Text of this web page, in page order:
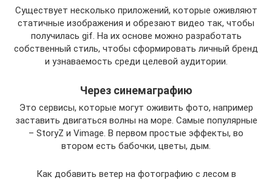
Существует несколько приложений, которые оживляют
статичные изображения и обрезают видео так, чтобы
получилась gif. На их основе можно разработать
собственный стиль, чтобы сформировать личный бренд
и узнаваемость среди целевой аудитории.
Через синемаграфию
Это сервисы, которые могут оживить фото, например
заставить двигаться волны на море. Самые популярные
– StoryZ и Vimage. В первом простые эффекты, во
втором есть бабочки, цветы, дым.
Как добавить ветер на фотографию с лесом в